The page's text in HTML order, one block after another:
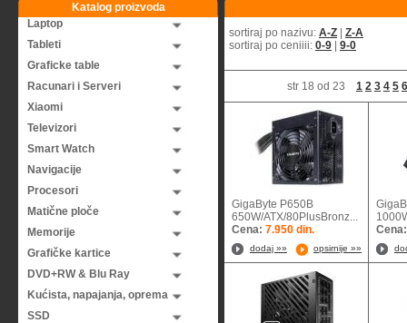
Katalog proizvoda
Laptop
Tableti
Graficke table
Racunari i Serveri
Xiaomi
Televizori
Smart Watch
Navigacije
Procesori
Matične ploče
Memorije
Grafičke kartice
DVD+RW & Blu Ray
Kućista, napajanja, oprema
SSD
sortiraj po nazivu: A-Z
Z-A
sortiraj po ceniiii: 0-9 9-0
str 18 od 23 1 2 3 4 5 6
GigaByte P650B
650W/ATX/80PlusBronz...
Cena: 7.950 din.
dodaj »» opsirnije »»